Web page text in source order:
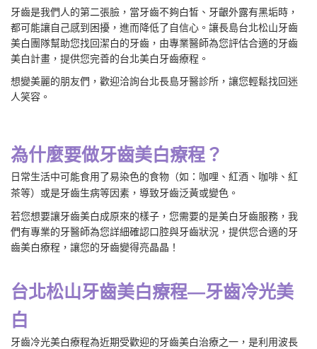
牙齒是我們人的第二張臉，當牙齒不夠白皙、牙齦外露有黑垢時，
都可能讓自己感到困擾，進而降低了自信心。讓長島台北松山牙齒
美白團隊幫助您找回潔白的牙齒，由專業醫師為您評估合適的牙齒
美白計畫，提供您完善的台北美白牙齒療程。
想變美麗的朋友們，歡迎洽詢台北長島牙醫診所，讓您輕鬆找回迷
人笑容。
為什麼要做牙齒美白療程？
日常生活中可能食用了易染色的食物（如：咖哩、紅酒、咖啡、紅
茶等）或是牙齒生病等因素，導致牙齒泛黃或變色。
若您想要讓牙齒美白成原來的樣子，您需要的是美白牙齒服務，我
們有專業的牙醫師為您詳細確認口腔與牙齒狀況，提供您合適的牙
齒美白療程，讓您的牙齒變得亮晶晶！
台北松山牙齒美白療程—牙齒冷光美
白
牙齒冷光美白療程為近期受歡迎的牙齒美白治療之一，是利用波長